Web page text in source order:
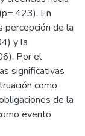
En
percepción de la
y la
Por el
significativas
como
de la
evento